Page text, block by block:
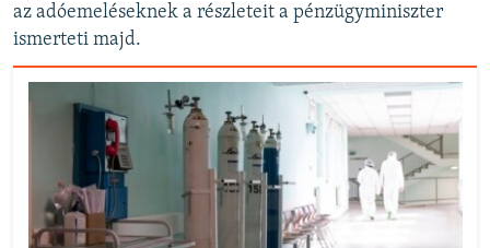
az adóemeléseknek a részleteit a pénzügyminiszter
ismerteti majd.